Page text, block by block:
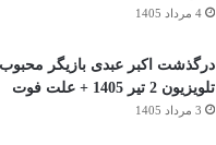
4 مرداد 1405
درگذشت اکبر عبدی بازیگر
تلویزیون 2 تیر 1405 + علت فوت
3 مرداد 1405